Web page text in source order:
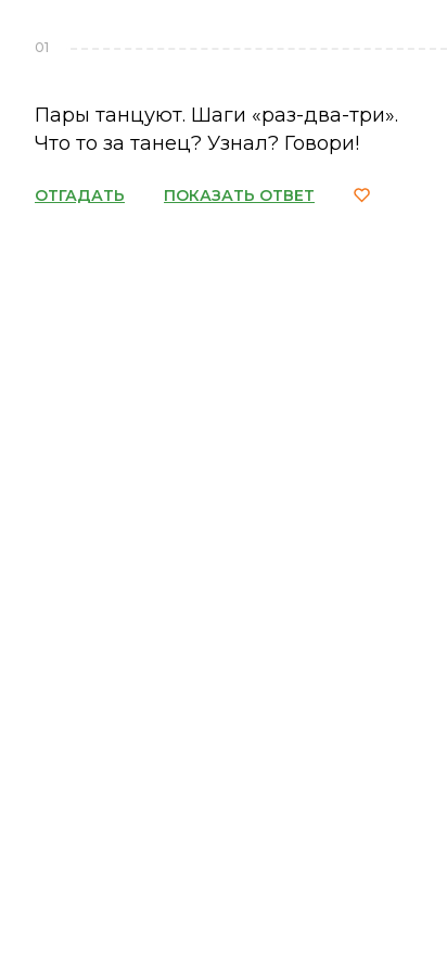
01
Пары танцуют. Шаги «раз-два-три».
Что то за танец? Узнал? Говори!
ОТГАДАТЬ ПОКАЗАТЬ ОТВЕТ